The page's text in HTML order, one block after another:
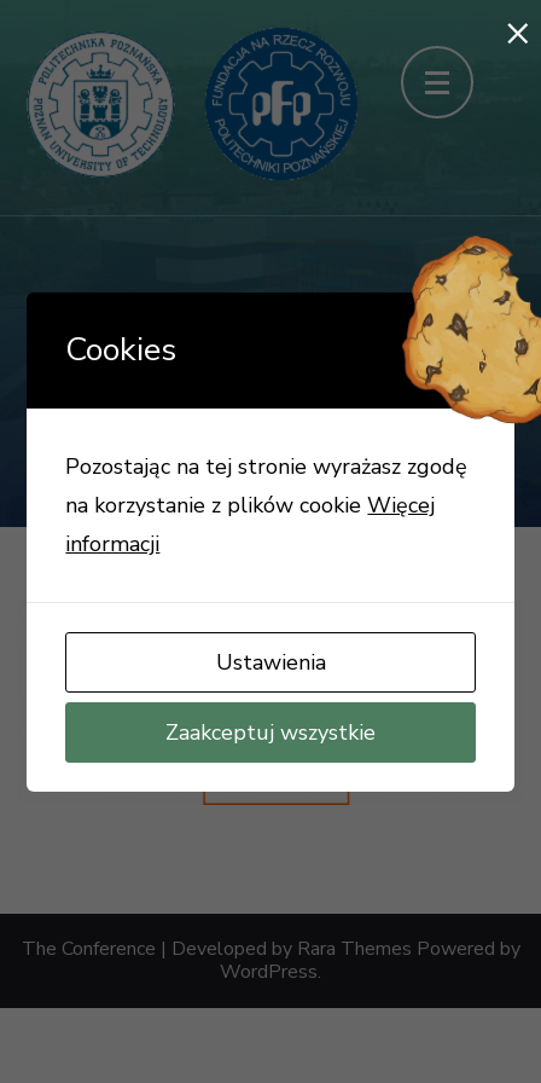
content
(Press
Enter)
Materiały konferencyjne
2015
The Conference | Developed by Rara Themes Powered by
WordPress.
×
Cookies
Pozostając na tej stronie wyrażasz zgodę
na korzystanie z plików cookieWięcej
informacji
Ustawienia
Zaakceptuj wszystkie